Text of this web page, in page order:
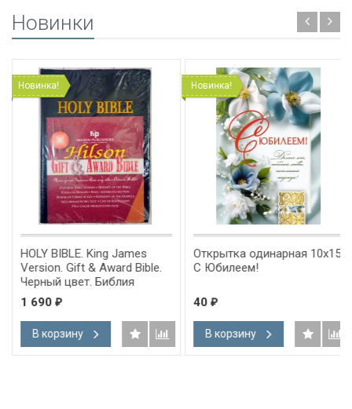
Новинки
Новинка!
HOLY BIBLE. King James
Version. Gift & Award Bible.
Черный цвет. Библия
Короля Иакова на
английском языке.
Словарь, карты, закладка,
подарочная вкладка, слова
Иисуса выделены красным
1 690 ₽
В корзину
Новинка!
Открытка одинарная 10x15:
С Юбилеем!
40 ₽
В корзину